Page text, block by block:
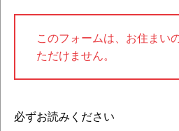
このフォームは、お住まい
ただけません。
必ずお読みください